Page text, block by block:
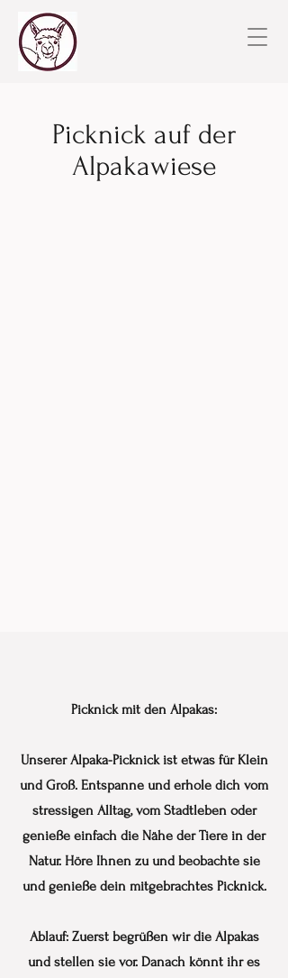
Picknick auf der
Alpakawiese
Picknick mit den Alpakas:
Unserer Alpaka-Picknick ist etwas für Klein
und Groß. Entspanne und erhole dich vom
stressigen Alltag, vom Stadtleben oder
genieße einfach die Nähe der Tiere in der
Natur. Höre Ihnen zu und beobachte sie
und genieße dein mitgebrachtes Picknick.
Ablauf: Zuerst begrüßen wir die Alpakas
und stellen sie vor. Danach könnt ihr es